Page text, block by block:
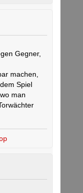
Gegner,
machen,
Spiel
man